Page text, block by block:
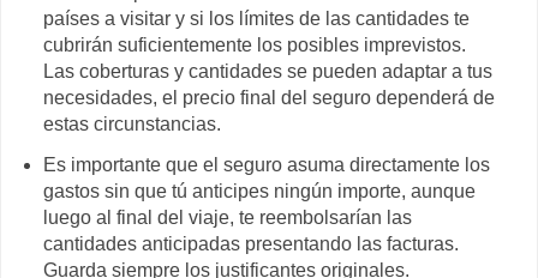
países a visitar y si los límites de las cantidades te
cubrirán suficientemente los posibles imprevistos.
Las coberturas y cantidades se pueden adaptar a tus
necesidades, el precio final del seguro dependerá de
estas circunstancias.
Es importante que el seguro asuma directamente los
gastos sin que tú anticipes ningún importe, aunque
luego al final del viaje, te reembolsarían las
cantidades anticipadas presentando las facturas.
Guarda siempre los justificantes originales.